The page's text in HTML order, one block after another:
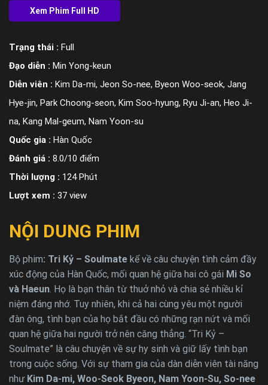
Trạng thái : Full
Đạo diễn : Min Yong-keun
Diễn viên : Kim Da-mi, Jeon So-nee, Byeon Woo-seok, Jang
Hye-jin, Park Choong-seon, Kim Soo-hyung, Ryu Ji-an, Heo Ji-
na, Kang Mal-geum, Nam Yoon-su
Quốc gia : Hàn Quốc
Đánh giá : 8.0/10 điểm
Thời lượng : 124 Phút
Lượt xem : 37 view
NỘI DUNG PHIM
Bộ phim: Tri Kỷ – Soulmate kể về câu chuyện tình cảm đầy
xúc động của Hàn Quốc, mối quan hệ giữa hai cô gái Mi So
và Haeun . Họ là bạn thân từ thuở nhỏ và chia sẻ nhiều kỉ
niệm đáng nhớ. Tuy nhiên, khi cả hai cùng yêu một người
đàn ông, tình bạn của họ bắt đầu có những rạn nứt và mối
quan hệ giữa hai người trở nên căng thẳng. “Tri Kỷ –
Soulmate” là câu chuyện về sự hy sinh và giữ lấy tình bạn
trong cuộc sống. Với sự tham gia của dàn diễn viên tài năng
như Kim Da-mi, Woo-Seok Byeon, Nam Yoon-Su, So-nee